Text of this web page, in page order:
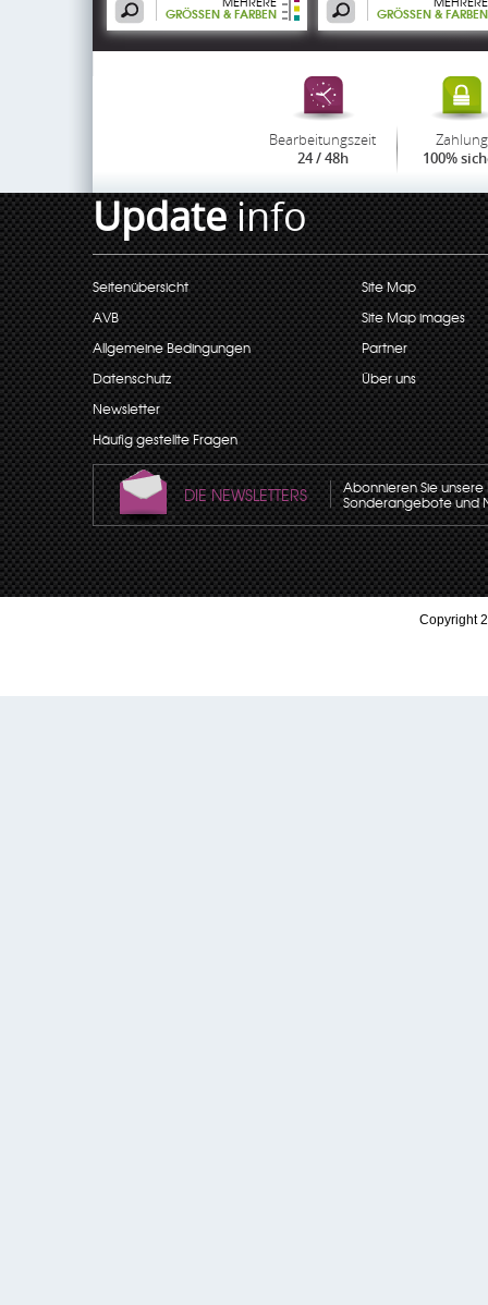
GRÖSSEN & FARBEN GRÖSSEN & FARBEN
Bearbeitungszeit
24 / 48h
Zahlung
100%
Updateinfo
Seitenübersicht
AVB
Allgemeine Bedingungen
Datenschutz
Newsletter
Häufig gestellte Fragen
Site Map
Site Map images
Partner
Über uns
DIE NEWSLETTERS Abonnieren Sie
Sonderangebote und
Copyright